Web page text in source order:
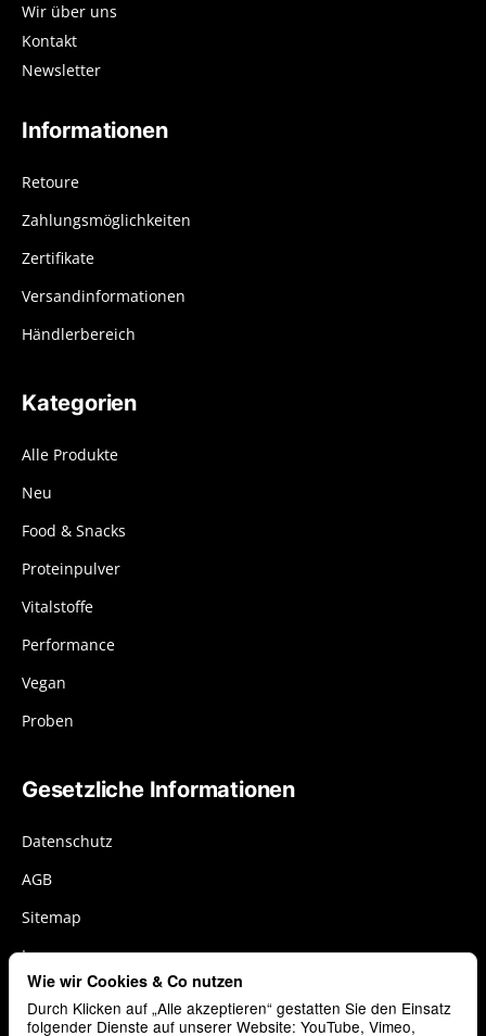
Wir über uns
Kontakt
Newsletter
Informationen
Retoure
Zahlungsmöglichkeiten
Zertifikate
Versandinformationen
Händlerbereich
Kategorien
Alle Produkte
Neu
Food & Snacks
Proteinpulver
Vitalstoffe
Performance
Vegan
Proben
Gesetzliche Informationen
Datenschutz
AGB
Sitemap
Impressum
Widerrufsrecht
Cookies
Wie wir Cookies & Co nutzen
Durch Klicken auf „Alle akzeptieren“ gestatten Sie den Einsatz
folgender Dienste auf unserer Website: YouTube, Vimeo,